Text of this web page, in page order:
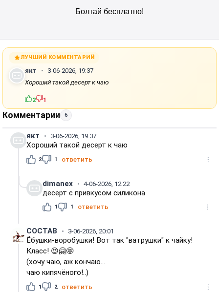
ЛУЧШИЙ КОММЕНТАРИЙ
якт
3-06-2026, 19:37
Хороший такой десерт к чаю
2 1
Комментарии 6
якт 3-06-2026, 19:37
Хороший такой десерт к чаю
2 1 ответить
dimanex 4-06-2026, 12:22
десерт с привкусом силикона
1 1 ответить
COCTAB 3-06-2026, 20:01
Ёбyшки-воробушки! Вот так "ватрушки" к чайку!
Класс! 😍🤗🤩
(хочу чаю, аж кончаю...
чаю кипячёного!..)
1 2 ответить